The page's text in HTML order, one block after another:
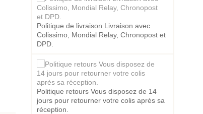
Politique de livraison Livraison avec
Colissimo, Mondial Relay, Chronopost et
DPD.
Politique retours Vous disposez de 14
jours pour retourner votre colis après sa
réception.